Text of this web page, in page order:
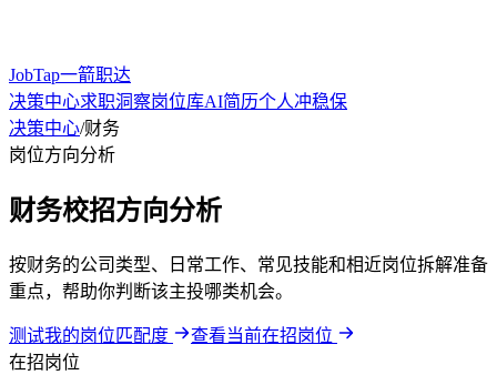
JobTap一箭职达
决策中心求职洞察岗位库AI简历个人冲稳保
决策中心/财务
岗位方向分析
财务校招方向分析
按财务的公司类型、日常工作、常见技能和相近岗位拆解准备
重点，帮助你判断该主投哪类机会。
测试我的岗位匹配度
查看当前在招岗位
在招岗位